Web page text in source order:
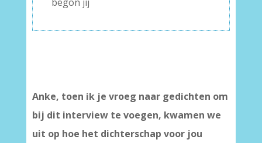
Anke, toen ik je vroeg naar gedichten om
bij dit interview te voegen, kwamen we
uit op hoe het dichterschap voor jou